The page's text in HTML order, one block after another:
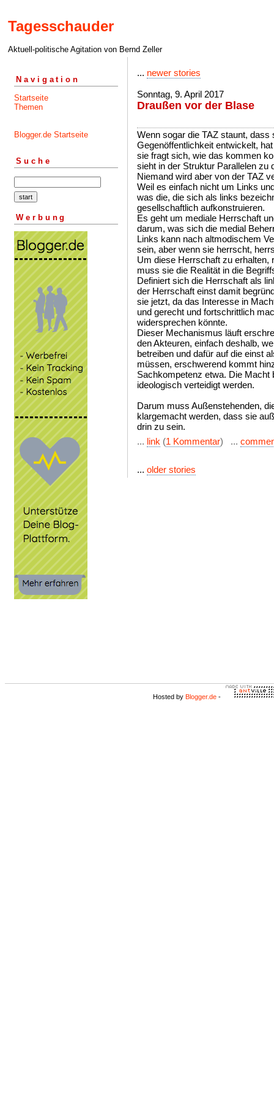
Tagesschauder
Aktuell-politische Agitation von Bernd Zeller
Navigation
Startseite
Themen
Blogger.de Startseite
Suche
Werbung
... newer stories
Sonntag, 9. April 2017
Draußen vor der Blase
Wenn sogar die TAZ staunt,
Gegenöffentlichkeit entwickelt,
sie fragt sich, wie das kommen
sieht in der Struktur Parallelen zu
Niemand wird aber von der TAZ
Weil es einfach nicht um Links
was die, die sich als links
gesellschaftlich aufkonstruieren.
Es geht um mediale Herrschaft
darum, was sich die medial
Links kann nach altmodischem
sein, aber wenn sie herrscht,
Um diese Herrschaft zu erhalten,
muss sie die Realität in die
Definiert sich die Herrschaft als
der Herrschaft einst damit
sie jetzt, da das Interesse in
und gerecht und fortschrittlich
widersprechen könnte.
Dieser Mechanismus läuft
den Akteuren, einfach deshalb,
betreiben und dafür auf die einst
müssen, erschwerend kommt
Sachkompetenz etwa. Die Macht
ideologisch verteidigt werden.
Darum muss Außenstehenden,
klargemacht werden, dass sie
drin zu sein.
... link (1 Kommentar) ...
... older stories
Hosted by Blogger.de -